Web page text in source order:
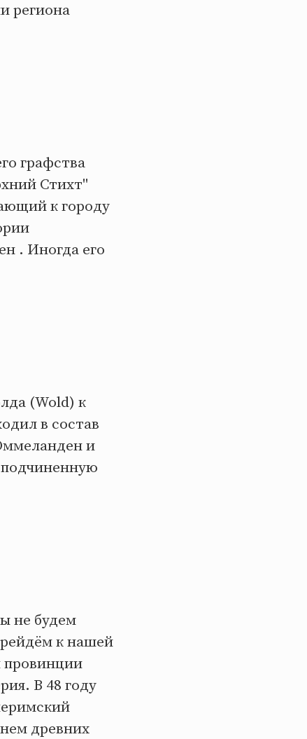
региона
графства
Стихт"
к городу
. Иногда его
(Wold) к
в состав
и
подчиненную
не будем
к нашей
провинции
В 48 году
древних